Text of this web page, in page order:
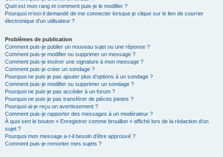
Quel est mon rang et comment puis-je le modifier ?
Pourquoi m’est-il demandé de me connecter lorsque je clique sur le lien de courrier
électronique d’un utilisateur ?
Problèmes de publication
Comment puis-je publier un nouveau sujet ou une réponse ?
Comment puis-je modifier ou supprimer un message ?
Comment puis-je insérer une signature à mon message ?
Comment puis-je créer un sondage ?
Pourquoi ne puis-je pas ajouter plus d’options à un sondage ?
Comment puis-je modifier ou supprimer un sondage ?
Pourquoi ne puis-je pas accéder à un forum ?
Pourquoi ne puis-je pas transférer de pièces jointes ?
Pourquoi ai-je reçu un avertissement ?
Comment puis-je rapporter des messages à un modérateur ?
À quoi sert le bouton « Enregistrer comme brouillon » affiché lors de la rédaction d’un
sujet ?
Pourquoi mon message a-t-il besoin d’être approuvé ?
Comment puis-je remonter mes sujets ?